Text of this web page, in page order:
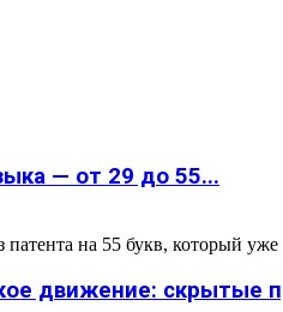
— от 29 до 55...
на 55 букв, который уже
движение: